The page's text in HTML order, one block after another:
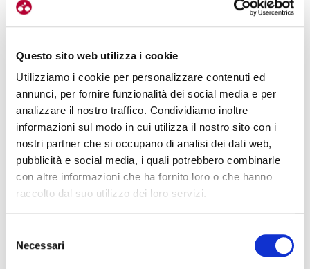
Questo sito web utilizza i cookie
Utilizziamo i cookie per personalizzare contenuti ed
annunci, per fornire funzionalità dei social media e per
analizzare il nostro traffico. Condividiamo inoltre
informazioni sul modo in cui utilizza il nostro sito con i
nostri partner che si occupano di analisi dei dati web,
pubblicità e social media, i quali potrebbero combinarle
con altre informazioni che ha fornito loro o che hanno
raccolto dal suo utilizzo dei loro servizi.
delNecessari
11-06-2026
NUMERI DEI PRATICANTI IN AUMENTO
COSTANTE, LO SPORT SI AFFERMA UNA VOLTA DI
PIÙ
Numeri dei praticanti in aumento costante, lo sport si
Garmin […]
#SALUTE